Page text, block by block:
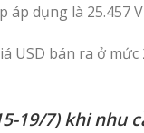
dụng là 25.457
bán ra ở mức
19/7) khi nhu